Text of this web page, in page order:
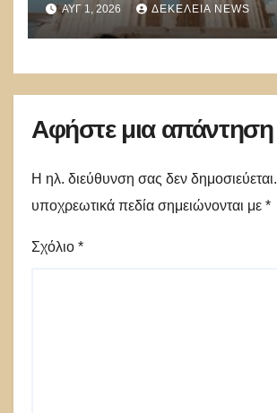
ΑΥΓ 1, 2026 ΔΕΚΈΛΕΙΑ NEWS
Αφήστε μια απάντηση
Η ηλ. διεύθυνση σας δεν δημοσιεύεται.
υποχρεωτικά πεδία σημειώνονται με *
Σχόλιο *